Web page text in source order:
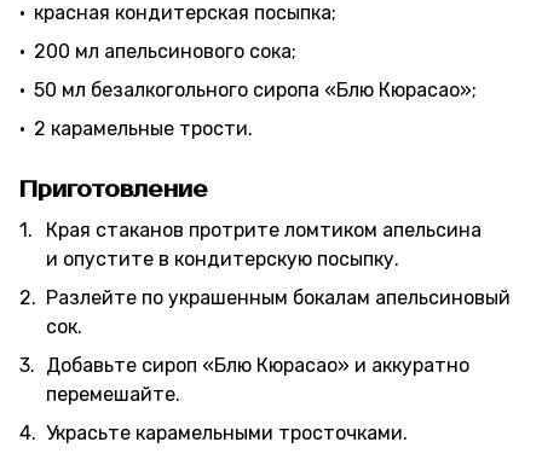
красная кондитерская посыпка;
200 мл апельсинового сока;
50 мл безалкогольного сиропа «Блю Кюрасао»;
2 карамельные трости.
Приготовление
Края стаканов протрите ломтиком апельсина
и опустите в кондитерскую посыпку.
Разлейте по украшенным бокалам апельсиновый
сок.
Добавьте сироп «Блю Кюрасао» и аккуратно
перемешайте.
Украсьте карамельными тросточками.